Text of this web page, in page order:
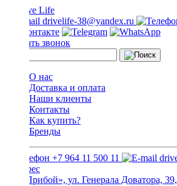
drivelife-38@yandex.ru
Заказать звонок
О нас
Доставка и оплата
Наши клиенты
Контакты
Как купить?
Бренды
+7 964 11 500 11
ТЦ «Прибой», ул. Генерала Доватора,